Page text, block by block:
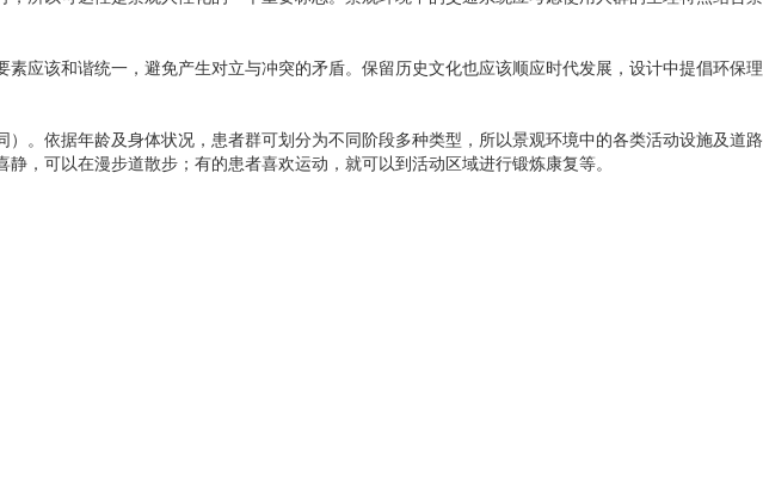
应该和谐统一，避免产生对立与冲突的矛盾。保留历史文化也应该顺应时代发展，设计中提倡环保理
。依据年龄及身体状况，患者群可划分为不同阶段多种类型，所以景观环境中的各类活动设施及道路
，可以在漫步道散步；有的患者喜欢运动，就可以到活动区域进行锻炼康复等。